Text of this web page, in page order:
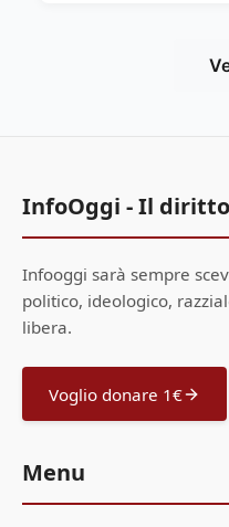
InfoOggi - Il
Infooggi sarà sempre
politico, ideologico,
libera.
Voglio donare 1€
Menu